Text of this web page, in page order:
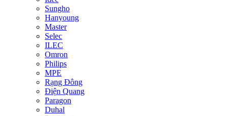
Sungho
Hanyoung
Master
Selec
ILEC
Omron
Philips
MPE
Rạng Đông
Điện Quang
Paragon
Duhal